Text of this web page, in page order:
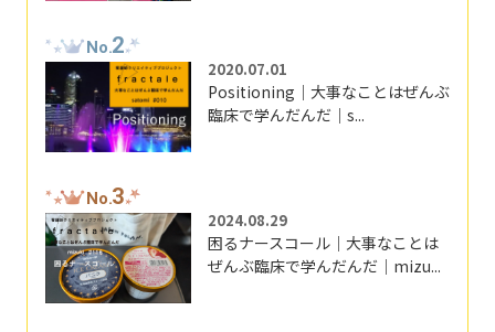
No.2
2020.07.01
Positioning｜大事なことはぜんぶ
臨床で学んだんだ｜s...
No.3
2024.08.29
困るナースコール｜大事なことは
ぜんぶ臨床で学んだんだ｜mizu...